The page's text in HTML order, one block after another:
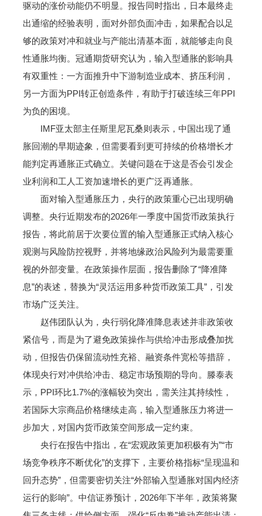
驱动的涨价动能仍不明显。报告同时指出，日本最终走
出通缩的经验表明，面对外部负面冲击，如果配合以足
够的政策对冲和就业与产能出清基本面，就能够走向良
性通胀均衡。冠通期货研究认为，输入型通胀的影响具
有双重性：一方面推升中下游制造业成本、挤压利润，
另一方面为PPI转正创造条件，有助于打破连续三年PPI
为负的困境。
IMF亚太部主任斯里尼瓦桑则表示，中国出现了通
胀回潮的早期迹象，但需要看到更可持续的价格增长才
能判定再通胀正式确立。关键问题在于这是否会引发企
业利润和工人工资加速增长的更广泛再通胀。
面对输入型通胀压力，央行的政策重心已出现明确
调整。央行近期发布的2026年一季度中国货币政策执行
报告，将此前居于次要位置的输入型通胀正式纳入核心
观测与风险防控视野，并将地缘政治风险列为最需要重
视的外部变量。在政策操作层面，报告删除了“降准降
息”的表述，替换为“灵活运用多种货币政策工具”，引发
市场广泛关注。
赵伟团队认为，央行弱化降准降息表述并非政策收
紧信号，而是为了避免政策操作与供给冲击形成叠加扰
动，但报告仍保留流动性充裕、融资条件宽松等措辞，
体现央行对冲供给冲击、稳定市场预期的导向。滕泰表
示，PPI环比1.7%的涨幅较为突出，需关注其持续性，
若国际大宗商品价格继续走高，输入型通胀压力将进一
步加大，对国内货币政策空间形成一定约束。
央行在报告中指出，在“宏观政策更加积极有为”“市
场竞争秩序不断优化”的支撑下，主要价格指标“呈现温和
回升态势”，但需要密切关注“外部输入型通胀对国内经济
运行的影响”。中信证券预计，2026年下半年，政策将聚